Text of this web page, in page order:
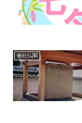
寺社仏閣